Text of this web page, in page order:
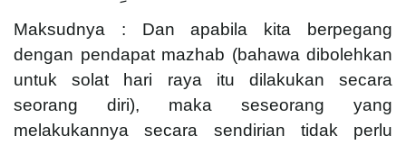
Maksudnya : Dan apabila kita berpegang
dengan pendapat mazhab (bahawa dibolehkan
untuk solat hari raya itu dilakukan secara
seorang diri), maka seseorang yang
melakukannya secara sendirian tidak perlu